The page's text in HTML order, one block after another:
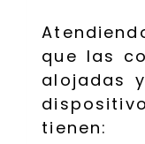
que las
alojadas
tienen: